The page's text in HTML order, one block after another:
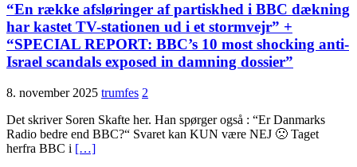
“En række afsløringer af partiskhed i BBC dækning
har kastet TV-stationen ud i et stormvejr” +
“SPECIAL REPORT: BBC’s 10 most shocking anti-
Israel scandals exposed in damning dossier”
8. november 2025 trumfes 2
Det skriver Soren Skafte her. Han spørger også : “Er Danmarks
Radio bedre end BBC?“ Svaret kan KUN være NEJ 🙁 Taget
herfra BBC i […]